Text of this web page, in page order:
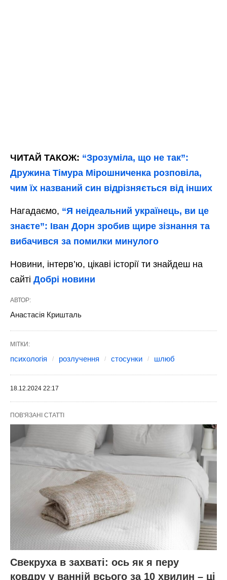
ЧИТАЙ ТАКОЖ: “Зрозуміла, що не так”:
Дружина Тімура Мірошниченка розповіла,
чим їх названий син відрізняється від інших
Нагадаємо, “Я неідеальний українець, ви це
знаєте”: Іван Дорн зробив щире зізнання та
вибачився за помилки минулого
Новини, інтерв’ю, цікаві історії ти знайдеш на
сайті Добрі новини
АВТОР:
Анастасія Кришталь
МІТКИ:
психологія розлучення стосунки шлюб
18.12.2024 22:17
ПОВ'ЯЗАНІ СТАТТІ
Свекруха в захваті: ось як я перу
ковдру у ванній всього за 10 хвилин – ці